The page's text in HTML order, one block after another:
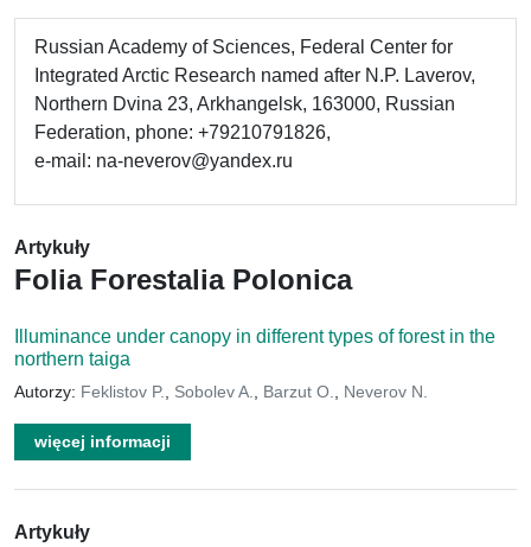
Russian Academy of Sciences, Federal Center for
Integrated Arctic Research named after N.P. Laverov,
Northern Dvina 23, Arkhangelsk, 163000, Russian
Federation, phone: +79210791826,
e-mail: na-neverov@yandex.ru
Artykuły
Folia Forestalia Polonica
Illuminance under canopy in different types of forest in the
northern taiga
Autorzy: Feklistov P. Sobolev A. Barzut O. Neverov N.
więcej informacji
Artykuły